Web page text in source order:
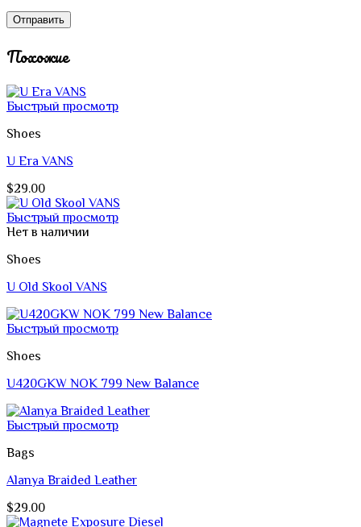
Похожие
Быстрый просмотр
Shoes
U Era VANS
$29.00
Быстрый просмотр
Нет в наличии
Shoes
U Old Skool VANS
Быстрый просмотр
Shoes
U420GKW NOK 799 New Balance
Быстрый просмотр
Bags
Alanya Braided Leather
$29.00